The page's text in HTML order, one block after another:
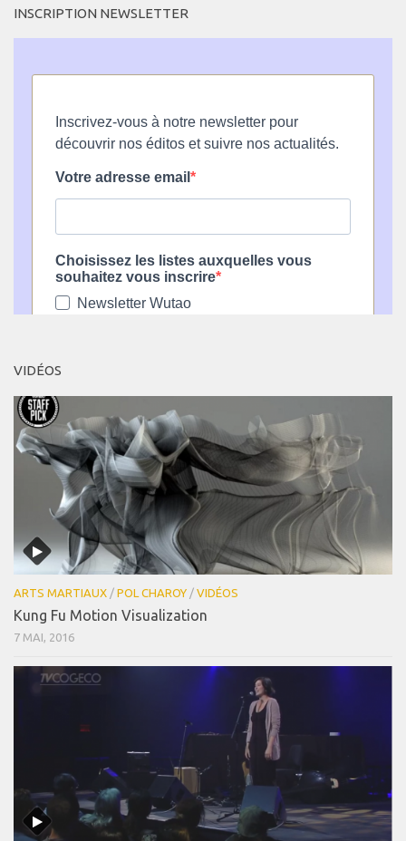
INSCRIPTION NEWSLETTER
VIDÉOS
ARTS MARTIAUX / POL CHAROY / VIDÉOS
Kung Fu Motion Visualization
7 MAI, 2016